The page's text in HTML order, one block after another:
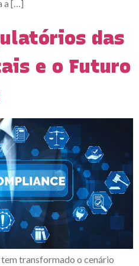
a […]
das
e o Futuro
transformado o cenário